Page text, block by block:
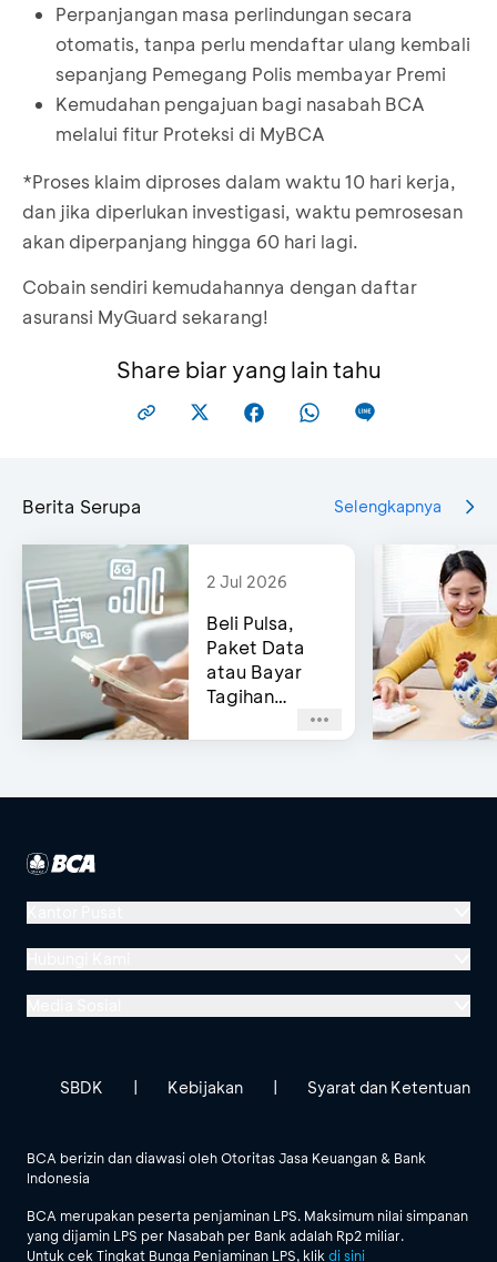
Perpanjangan masa perlindungan secara
otomatis, tanpa perlu mendaftar ulang kembali
sepanjang Pemegang Polis membayar Premi
Kemudahan pengajuan bagi nasabah BCA
melalui fitur Proteksi di MyBCA
*Proses klaim diproses dalam waktu 10 hari kerja,
dan jika diperlukan investigasi, waktu pemrosesan
akan diperpanjang hingga 60 hari lagi.
Cobain sendiri kemudahannya dengan daftar
asuransi MyGuard sekarang!
Share biar yang lain tahu
Berita Serupa Selengkapnya
2 Jul 2026
Beli Pulsa,
Paket Data
atau Bayar
Tagihan
Pascabayar?
Bisa di e-
Menara BCA, Grand Indonesia
Jl. MH Thamrin No. 1
Lihat Semua Media Sosial
BCA berizin dan diawasi oleh Otoritas Jasa Keuangan & Bank
Indonesia
BCA merupakan peserta penjaminan LPS. Maksimum nilai simpanan
yang dijamin LPS per Nasabah per Bank adalah Rp2 miliar.
Untuk cek Tingkat Bunga Penjaminan LPS, klik di sini
SBDK | Kebijakan | Syarat dan Ketentuan